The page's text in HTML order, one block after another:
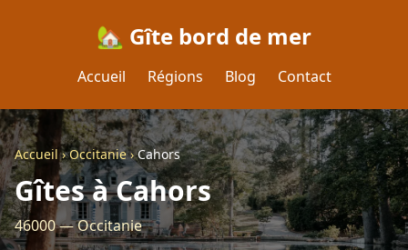
🏡 Gîte bord de mer
Accueil Régions Blog Contact
Accueil›Occitanie›Cahors
Gîtes à Cahors
46000 — Occitanie